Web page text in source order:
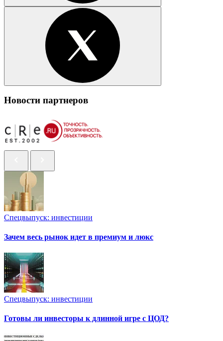
Новости партнеров
Спецвыпуск: инвестиции
Зачем весь рынок идет в премиум и люкс
Спецвыпуск: инвестиции
Готовы ли инвесторы к длинной игре с ЦОД?